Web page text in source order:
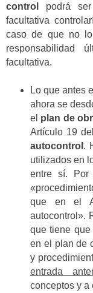
control
podrá
facultativa
caso de que no lo
responsabilidad
facultativa.
Lo que antes
ahora se
el plan de
Artículo 19
autocontrol .
utilizados en
entre sí. Por
que en el
autocontrol».
que tiene que
en el plan de
y
entrada
conceptos y a